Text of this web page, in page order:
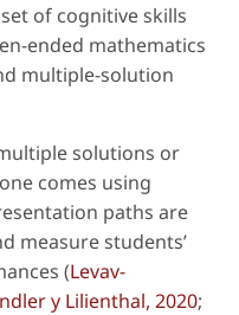
of cognitive skills
ended mathematics
multiple-solution
solutions or
comes using
paths are
measure students’
(Levav-
y Lilienthal, 2020;